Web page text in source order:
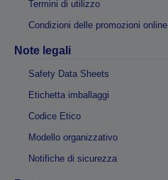
Termini di utilizzo
Condizioni delle promozioni online
Note legali
Safety Data Sheets
Etichetta imballaggi
Codice Etico
Modello organizzativo
Notifiche di sicurezza